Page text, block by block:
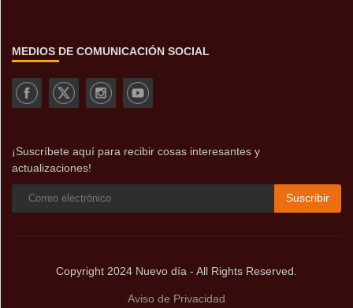
MEDIOS DE COMUNICACIÓN SOCIAL
¡Suscríbete aquí para recibir cosas interesantes y
actualizaciones!
Suscribir
Copyright 2024 Nuevo día - All Rights Reserved.
Aviso de Privacidad